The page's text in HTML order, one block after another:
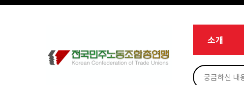
메뉴 건너뛰기
소개